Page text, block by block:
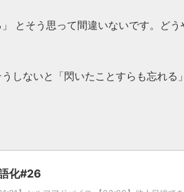
とそう思って間違いないです。ど
しないと「閃いたことすらも忘れる
化#26